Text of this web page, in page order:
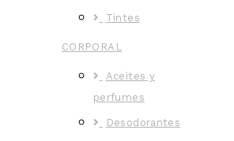
Tintes
CORPORAL
Aceites y
perfumes
Desodorantes